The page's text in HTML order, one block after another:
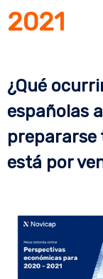
2021
¿Qué
españolas
prepararse
está por